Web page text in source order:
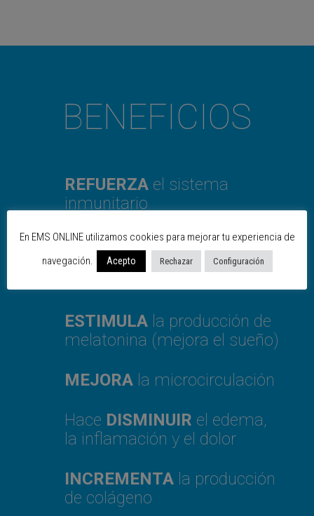
BENEFICIOS
REFUERZAel sistema
inmunitario
REDUCEla fatiga provocada
por la falta de oxígeno en los
ESTIMULAla producción de
melatonina (mejora el sueño)
MEJORAla microcirculación
Hace DISMINUIR el edema,
la inflamación y el dolor
INCREMENTAla producción
de colágeno
En EMS ONLINE utilizamos cookies para mejorar tu experiencia de
navegación.
Acepto Rechazar Configuración